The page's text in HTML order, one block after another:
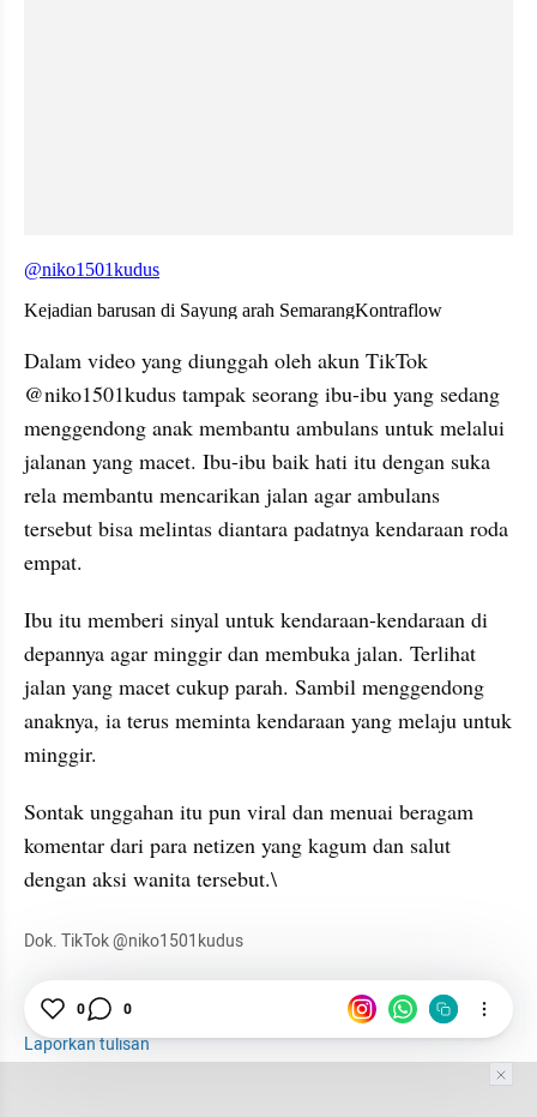
embed from external kumparan
Dalam video yang diunggah oleh akun TikTok
@niko1501kudus tampak seorang ibu-ibu yang sedang
menggendong anak membantu ambulans untuk melalui
jalanan yang macet. Ibu-ibu baik hati itu dengan suka
rela membantu mencarikan jalan agar ambulans
tersebut bisa melintas diantara padatnya kendaraan roda
empat.
Ibu itu memberi sinyal untuk kendaraan-kendaraan di
depannya agar minggir dan membuka jalan. Terlihat
jalan yang macet cukup parah. Sambil menggendong
anaknya, ia terus meminta kendaraan yang melaju untuk
minggir.
Sontak unggahan itu pun viral dan menuai beragam
komentar dari para netizen yang kagum dan salut
dengan aksi wanita tersebut.\
Dok. TikTok @niko1501kudus
Video Viral
Laporkan tulisan
0 0